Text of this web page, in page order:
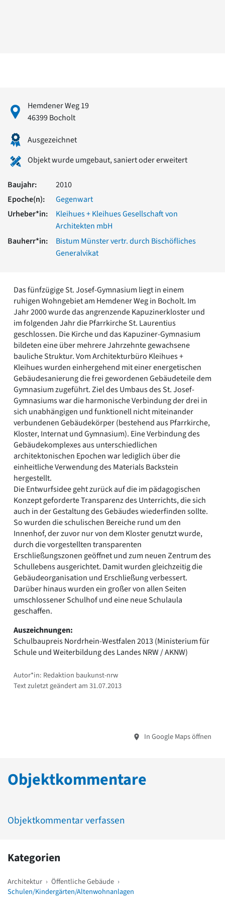
Gesamtübersicht...
Gegenwart
Postmoderne
1950er-70er Jahre
Moderne
Reformarchitektur
Jugendstil
Klassizismus
Barock
Renaissance
Vorromanik
Römische Antike
Über baukunst-nrw
Fachbeirat
Freunde & Förderer
Kontakt
Impressum
Datenschutz
Suchbegriff eingeben
Hemdener Weg 19
46399 Bocholt
Ausgezeichnet
Objekt wurde umgebaut, saniert oder erweitert
Baujahr:
2010
Epoche(n):
Gegenwart
Urheber*in:
Kleihues + Kleihues Gesellschaft von
Architekten mbH
Bauherr*in:
Bistum Münster vertr. durch Bischöfliches
Generalvikat
Das fünfzügige St. Josef-Gymnasium liegt in einem
ruhigen Wohngebiet am Hemdener Weg in Bocholt. Im
Jahr 2000 wurde das angrenzende Kapuzinerkloster und
im folgenden Jahr die Pfarrkirche St. Laurentius
geschlossen. Die Kirche und das Kapuziner-Gymnasium
bildeten eine über mehrere Jahrzehnte gewachsene
bauliche Struktur. Vom Architekturbüro Kleihues +
Kleihues wurden einhergehend mit einer energetischen
Gebäudesanierung die frei gewordenen Gebäudeteile dem
Gymnasium zugeführt. Ziel des Umbaus des St. Josef-
Gymnasiums war die harmonische Verbindung der drei in
sich unabhängigen und funktionell nicht miteinander
verbundenen Gebäudekörper (bestehend aus Pfarrkirche,
Kloster, Internat und Gymnasium). Eine Verbindung des
Gebäudekomplexes aus unterschiedlichen
architektonischen Epochen war lediglich über die
einheitliche Verwendung des Materials Backstein
hergestellt.
Die Entwurfsidee geht zurück auf die im pädagogischen
Konzept geforderte Transparenz des Unterrichts, die sich
auch in der Gestaltung des Gebäudes wiederfinden sollte.
So wurden die schulischen Bereiche rund um den
Innenhof, der zuvor nur von dem Kloster genutzt wurde,
durch die vorgestellten transparenten
Erschließungszonen geöffnet und zum neuen Zentrum des
Schullebens ausgerichtet. Damit wurden gleichzeitig die
Gebäudeorganisation und Erschließung verbessert.
Darüber hinaus wurden ein großer von allen Seiten
umschlossener Schulhof und eine neue Schulaula
geschaffen.
Auszeichnungen:
Schulbaupreis Nordrhein-Westfalen 2013 (Ministerium für
Schule und Weiterbildung des Landes NRW / AKNW)
Autor*in: Redaktion baukunst-nrw
Text zuletzt geändert am 31.07.2013
In Google Maps öffnen
Objektkommentare
Objektkommentar verfassen
Kategorien
Architektur › Öffentliche Gebäude ›
Schulen/Kindergärten/Altenwohnanlagen